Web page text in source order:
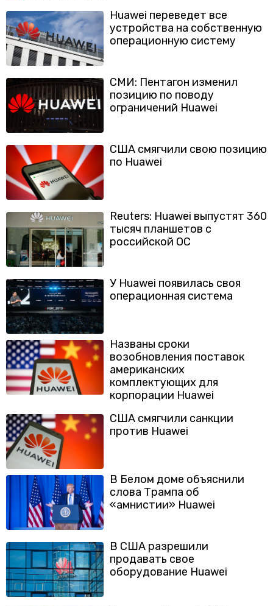
Huawei переведет все
устройства на собственную
операционную систему
СМИ: Пентагон изменил
позицию по поводу
ограничений Huawei
США смягчили свою позицию
по Huawei
Reuters: Huawei выпустят 360
тысяч планшетов с
российской ОС
У Huawei появилась своя
операционная система
Названы сроки
возобновления поставок
американских
комплектующих для
корпорации Huawei
США смягчили санкции
против Huawei
В Белом доме объяснили
слова Трампа об
«амнистии» Huawei
В США разрешили
продавать свое
оборудование Huawei